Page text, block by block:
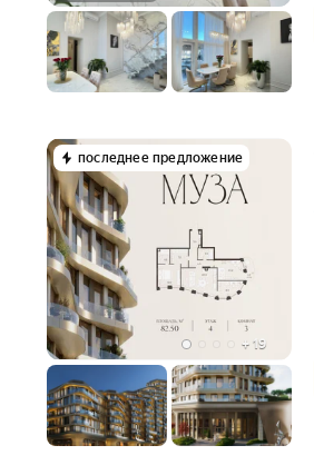
последнее предложение
+ 19